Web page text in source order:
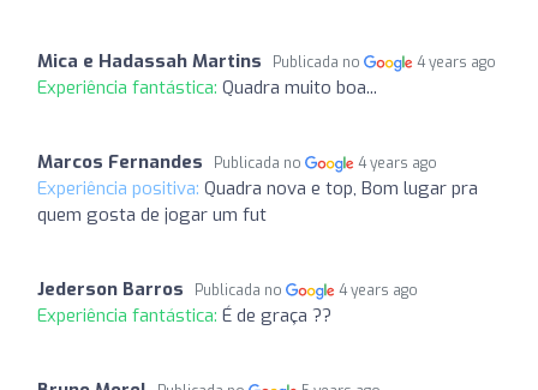
Mica e Hadassah Martins Publicada no 4 years ago
Experiência fantástica: Quadra muito boa...
Marcos Fernandes Publicada no 4 years ago
Experiência positiva: Quadra nova e top, Bom lugar pra
quem gosta de jogar um fut
Jederson Barros Publicada no 4 years ago
Experiência fantástica: É de graça ??